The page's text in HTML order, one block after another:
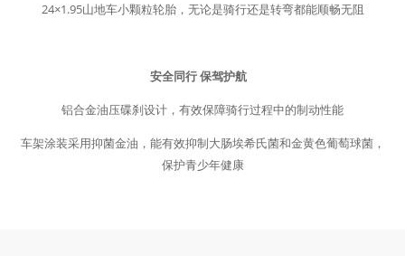
24×1.95山地车小颗粒轮胎，无论是骑行还是转弯都能顺畅无阻
安全同行 保驾护航
铝合金油压碟刹设计，有效保障骑行过程中的制动性能
车架涂装采用抑菌金油，能有效抑制大肠埃希氏菌和金黄色葡萄球菌，
保护青少年健康